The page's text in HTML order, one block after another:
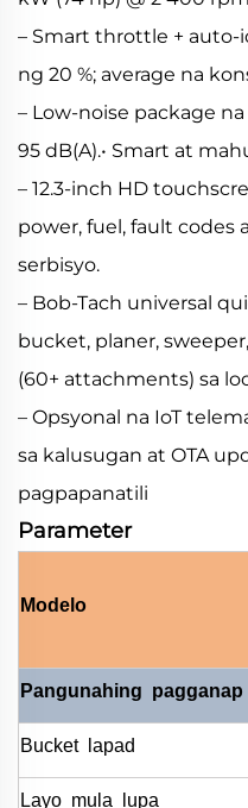
– Smart throttle +
ng 20 %; average na
– Low-noise package
95 dB(A).• Smart at
– 12.3-inch HD
power, fuel, fault codes
serbisyo.
– Bob-Tach universal
bucket, planer,
(60+ attachments) sa
– Opsyonal na IoT
sa kalusugan at OTA
pagpapanatili
Parameter
Modelo
Pangunahing pagganap
Bucket lapad
Layo mula lupa